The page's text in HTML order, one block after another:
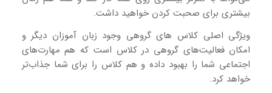
بیشتری برای صحبت کردن خواهید داشت.
ویژگی اصلی کلاس های گروهی وجود زبان آموزان دیگر و
امکان فعالیت‌های گروهی در کلاس است که هم مهارت‌های
اجتماعی شما را بهبود داده و هم کلاس را برای شما جذاب‌تر
خواهد کرد.